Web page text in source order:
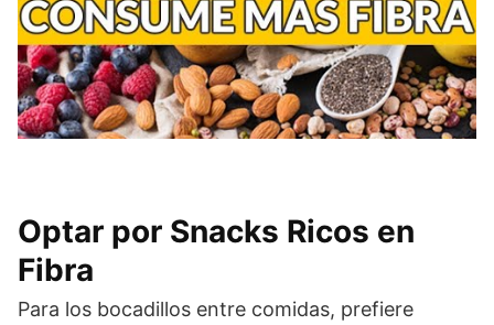
Optar por Snacks Ricos en
Fibra
Para los bocadillos entre comidas, prefiere